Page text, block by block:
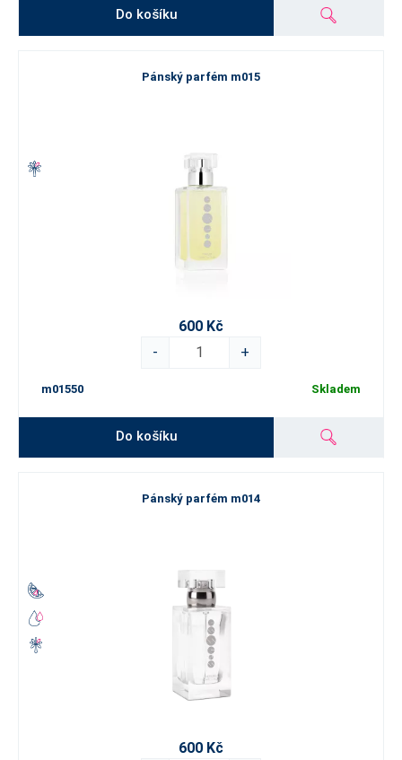
Do košíku
Pánský parfém m015
600 Kč
-
+
m01550 Skladem
Do košíku
Pánský parfém m014
600 Kč